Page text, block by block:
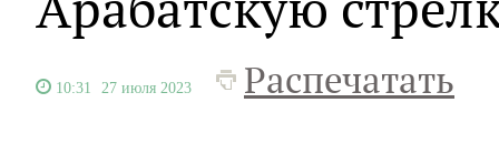
10:31 27 июля 2023 Распечатать